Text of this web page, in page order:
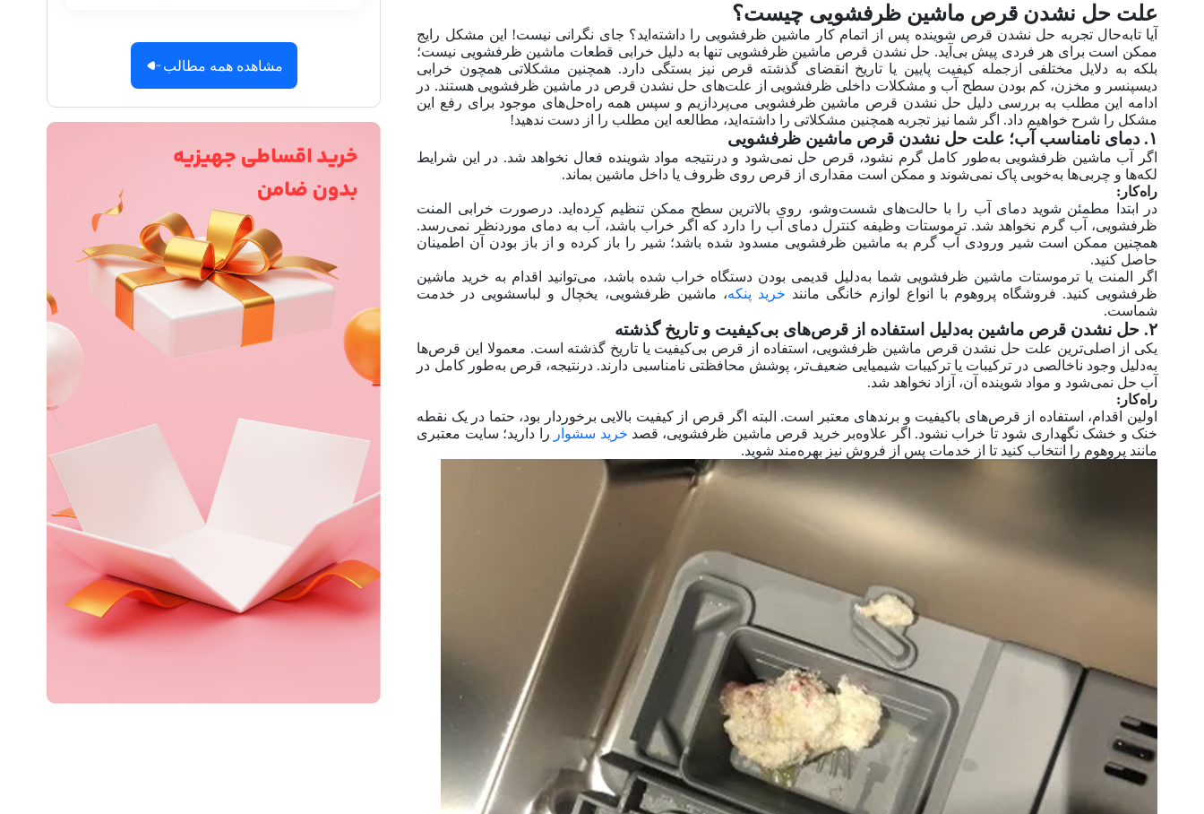
علت حل نشدن قرص ماشین ظرفشویی چیست؟
آیا تا‌به‌حال تجربه حل نشدن قرص شوینده پس از اتمام کار ماشین ظرفشویی را داشته‌اید؟ جای نگرانی نیست! این مشکل رایج
ممکن است برای هر فردی پیش بی‌آید. حل نشدن قرص ماشین ظرفشویی تنها به دلیل خرابی قطعات ماشین ظرفشویی نیست؛
بلکه به دلایل مختلفی از‌جمله کیفیت پایین یا تاریخ انقضای گذشته قرص نیز بستگی دارد. همچنین مشکلاتی همچون خرابی
دیسپنسر و مخزن، کم بودن سطح آب و مشکلات داخلی ظرفشویی از علت‌های حل نشدن قرص در ماشین ظرفشویی هستند. در
ادامه این مطلب به بررسی دلیل حل نشدن قرص ماشین ظرفشویی می‌پردازیم و سپس همه راه‌حل‌های موجود برای رفع این
مشکل را شرح خواهیم داد. اگر شما نیز تجربه همچنین مشکلاتی را داشته‌اید، مطالعه این مطلب را از دست ندهید!
۱. دمای نامناسب آب؛ علت حل نشدن قرص ماشین ظرفشویی
اگر آب ماشین ظرفشویی به‌طور کامل گرم نشود، قرص حل نمی‌شود و در‌نتیجه مواد شوینده فعال نخواهد شد. در این شرایط
لکه‌ها و چربی‌ها به‌خوبی پاک نمی‌شوند و ممکن است مقداری از قرص روی ظروف یا داخل ماشین بماند.
راه‌کار:
در ابتدا مطمئن شوید دمای آب را با حالت‌های شست‌و‌شو، روی بالاترین سطح ممکن تنظیم کرده‌اید. در‌صورت خرابی المنت
ظرفشویی، آب گرم نخواهد شد. ترموستات وظیفه کنترل دمای آب را دارد که اگر خراب باشد، آب به دمای مورد‌نظر نمی‌رسد.
همچنین ممکن است شیر ورودی آب گرم به ماشین ظرفشویی مسدود شده باشد؛ شیر را باز کرده و از باز بودن آن اطمینان
حاصل کنید.
اگر المنت یا ترموستات ماشین ظرفشویی شما به‌دلیل قدیمی بودن دستگاه خراب شده باشد، می‌توانید اقدام به خرید ماشین
ظرفشویی کنید. فروشگاه پروهوم با انواع لوازم خانگی مانند خرید پنکه، ماشین ظرفشویی، یخچال و لباسشویی در خدمت
شماست.
۲. حل نشدن قرص ماشین به‌دلیل استفاده از قرص‌های بی‌کیفیت و تاریخ گذشته
یکی از اصلی‌ترین علت حل نشدن قرص ماشین ظرفشویی، استفاده از قرص بی‌کیفیت یا تاریخ گذشته است. معمولا این قرص‌ها
به‌دلیل وجود ناخالصی در ترکیبات یا ترکیبات شیمیایی ضعیف‌تر، پوشش محافظتی نامناسبی دارند. در‌نتیجه، قرص به‌طور کامل در
آب حل نمی‌شود و مواد شوینده آن، آزاد نخواهد شد.
راه‌کار:
اولین اقدام، استفاده از قرص‌های با‌کیفیت و برند‌های معتبر است. البته اگر قرص از کیفیت بالایی برخوردار بود، حتما در یک نقطه
خنک و خشک نگهداری شود تا خراب نشود. اگر علاوه‌بر خرید قرص ماشین ظرفشویی، قصد خرید سشوار را دارید؛ سایت معتبری
مانند پروهوم را انتخاب کنید تا از خدمات پس از فروش نیز بهره‌مند شوید.
مشاهده همه مطالب